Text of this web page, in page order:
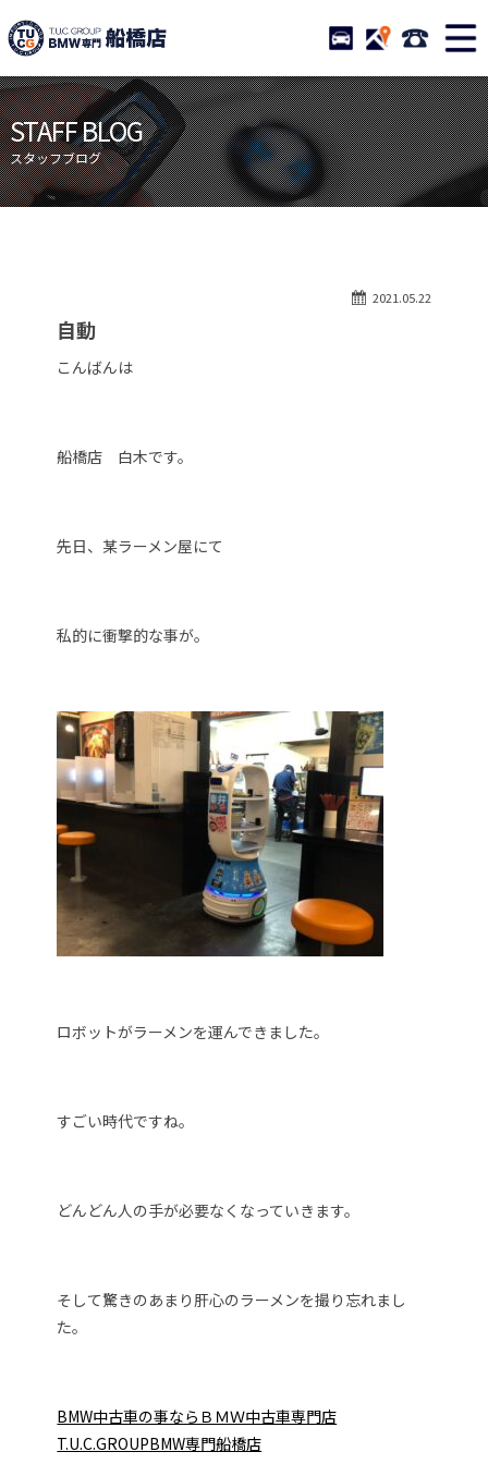
TUCグループ BMW専門 船
STOCK ACCESS 047-
ニュース
在庫リスト
目玉車両一覧
店舗紹介
保証＆サービス
アクセスマップ
自動車保険
STAFF BLOG
スタッフブログ
2021.05.22
自動
こんばんは
船橋店 白木です。
先日、某ラーメン屋にて
私的に衝撃的な事が。
ロボットがラーメンを運んできました。
すごい時代ですね。
どんどん人の手が必要なくなっていきます。
そして驚きのあまり肝心のラーメンを撮り忘れまし
た。
BMW中古車の事ならＢＭＷ中古車専門店
T.U.C.GROUPBMW専門船橋店